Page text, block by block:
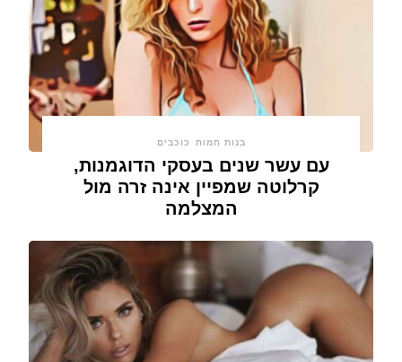
בנות חמות כוכבים
עם עשר שנים בעסקי הדוגמנות,
קרלוטה שמפיין אינה זרה מול
המצלמה